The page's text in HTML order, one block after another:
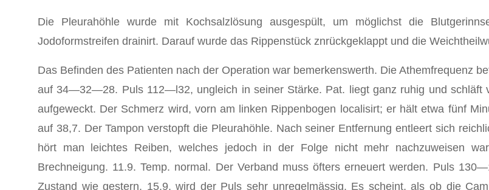
Die Pleurahöhle wurde mit Kochsalzlösung ausgespült, um möglichst die
Jodoformstreifen drainirt. Darauf wurde das Rippenstück znrückgeklappt und die
Das Befinden des Patienten nach der Operation war bemerkenswerth. Die Athemfrequenz
auf 34—32—28. Puls 112—l32, ungleich in seiner Stärke. Pat. liegt ganz ruhig und schläft
aufgeweckt. Der Schmerz wird, vorn am linken Rippenbogen localisirt; er hält etwa fünf
auf 38,7. Der Tampon verstopft die Pleurahöhle. Nach seiner Entfernung entleert sich
hört man leichtes Reiben, welches jedoch in der Folge nicht mehr nachzuweisen
Brechneigung. 11.9. Temp. normal. Der Verband muss öfters erneuert werden. Puls
Zustand wie gestern. 15.9. wird der Puls sehr unregelmässig. Es scheint, als ob die